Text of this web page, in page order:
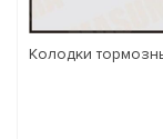
Колодки